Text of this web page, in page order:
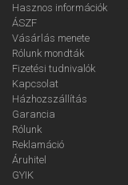
Hasznos információk
ÁSZF
Vásárlás menete
Rólunk mondták
Fizetési tudnivalók
Kapcsolat
Házhozszállítás
Garancia
Rólunk
Reklamáció
Áruhitel
GYIK